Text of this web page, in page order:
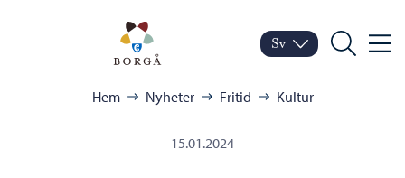
Porvoo – Gå till
Byt språk
Nuvarande språk:
Sv
Sök Meny
Hem Nyheter Fritid Kultur
15.01.2024